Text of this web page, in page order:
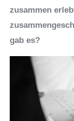
zusammen
gab es?